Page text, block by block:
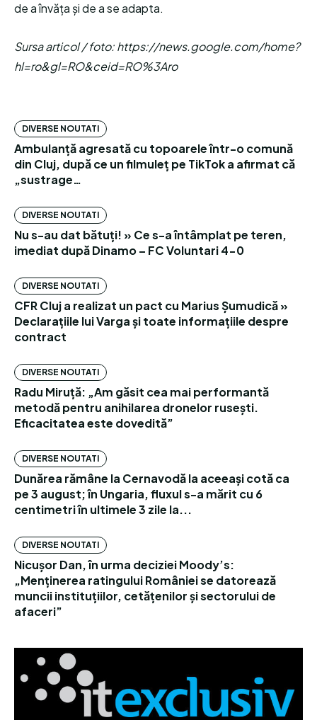
de a învăța și de a se adapta.
Sursa articol / foto: https://news.google.com/home?
hl=ro&gl=RO&ceid=RO%3Aro
DIVERSE NOUTATI
Ambulanță agresată cu topoarele într-o comună
din Cluj, după ce un filmuleț pe TikTok a afirmat că
„sustrage…
DIVERSE NOUTATI
Nu s-au dat bătuți! » Ce s-a întâmplat pe teren,
imediat după Dinamo – FC Voluntari 4-0
DIVERSE NOUTATI
CFR Cluj a realizat un pact cu Marius Șumudică »
Declarațiile lui Varga și toate informațiile despre
contract
DIVERSE NOUTATI
Radu Miruță: „Am găsit cea mai performantă
metodă pentru anihilarea dronelor rusești.
Eficacitatea este dovedită”
DIVERSE NOUTATI
Dunărea rămâne la Cernavodă la aceeași cotă ca
pe 3 august; în Ungaria, fluxul s-a mărit cu 6
centimetri în ultimele 3 zile la...
DIVERSE NOUTATI
Nicușor Dan, în urma deciziei Moody’s:
„Menținerea ratingului României se datorează
muncii instituțiilor, cetățenilor și sectorului de
afaceri”